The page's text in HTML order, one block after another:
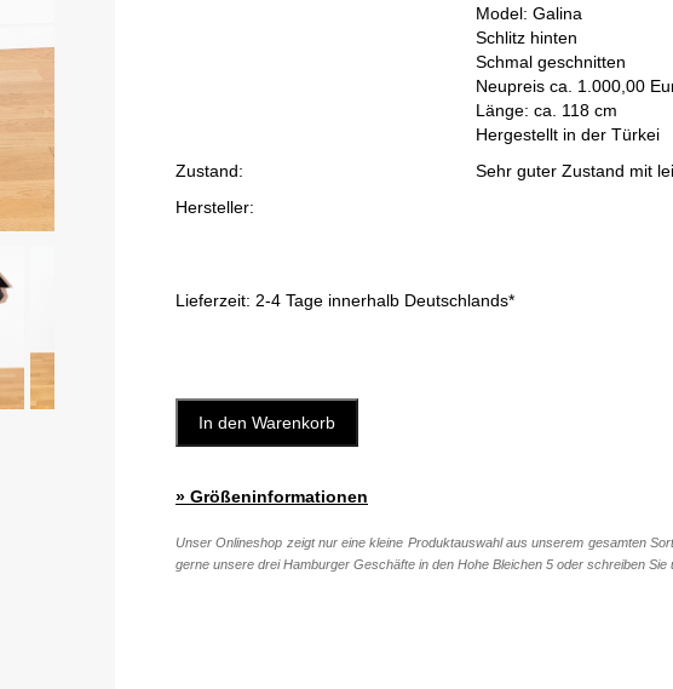
Model: Galina
Schlitz hinten
Schmal geschnitten
Neupreis ca. 1.000,00
Länge: ca. 118 cm
Hergestellt in der Türkei
Zustand:
Sehr guter Zustand mit
Hersteller:
Lieferzeit: 2-4 Tage innerhalb Deutschlands*
In den Warenkorb
» Größeninformationen
Unser Onlineshop zeigt nur eine kleine Produktauswahl aus unserem gesamten
gerne unsere drei Hamburger Geschäfte in den Hohe Bleichen 5 oder schreiben Sie